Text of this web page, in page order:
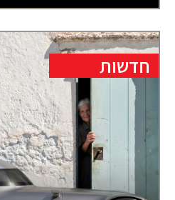
חדשות